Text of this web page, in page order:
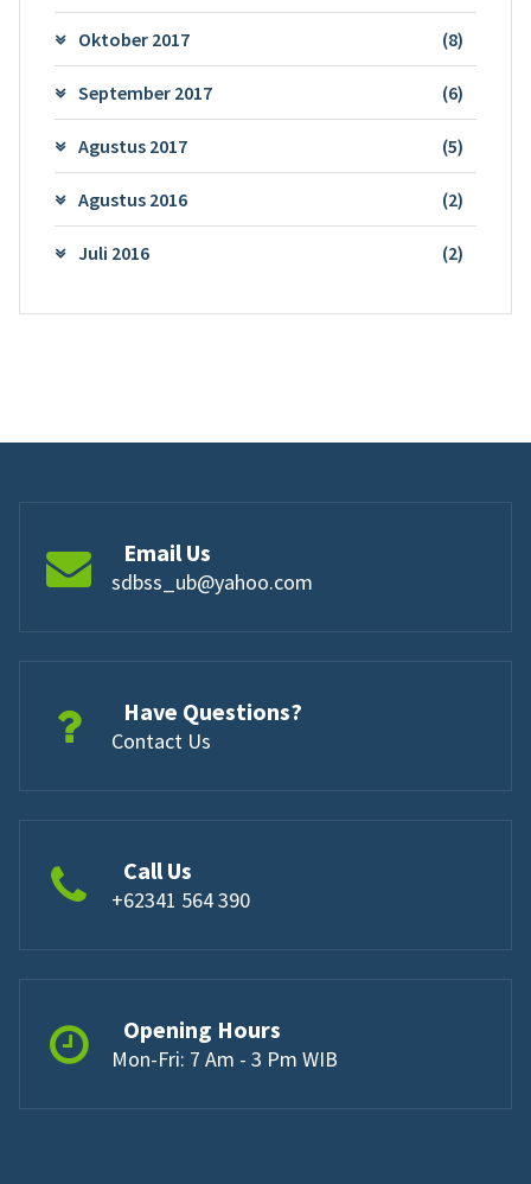
Oktober 2017 (8)
September 2017 (6)
Agustus 2017 (5)
Agustus 2016 (2)
Juli 2016 (2)
Email Us
sdbss_ub@yahoo.com
Have Questions?
Contact Us
Call Us
+62341 564 390
Opening Hours
Mon-Fri: 7 Am - 3 Pm WIB